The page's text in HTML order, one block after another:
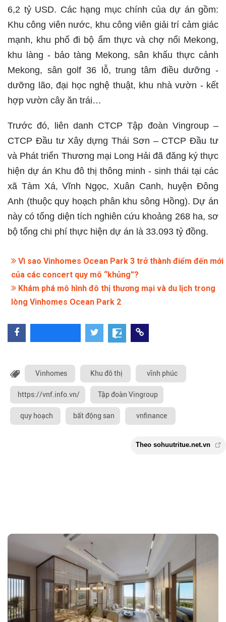
6,2 tỷ USD. Các hạng mục chính của dự án gồm:
Khu công viên nước, khu công viên giải trí cảm giác
mạnh, khu phố đi bộ ẩm thực và chợ nổi Mekong,
khu làng - bảo tàng Mekong, sân khấu thực cảnh
Mekong, sân golf 36 lỗ, trung tâm điều dưỡng -
dưỡng lão, đại học nghệ thuật, khu nhà vườn - kết
hợp vườn cây ăn trái…
Trước đó, liên danh CTCP Tập đoàn Vingroup –
CTCP Đầu tư Xây dựng Thái Sơn – CTCP Đầu tư
và Phát triển Thương mại Long Hải đã đăng ký thực
hiện dự án Khu đô thị thông minh - sinh thái tại các
xã Tàm Xá, Vĩnh Ngọc, Xuân Canh, huyện Đông
Anh (thuộc quy hoạch phân khu sông Hồng). Dự án
này có tổng diện tích nghiên cứu khoảng 268 ha, sơ
bộ tổng chi phí thực hiện dự án là 33.093 tỷ đồng.
Vì sao Vinhomes Ocean Park 3 trở thành điểm đến mới
của các concert quy mô “khủng”?
Khám phá mô hình đô thị thương mại và du lịch trong
lòng Vinhomes Ocean Park 2
Vinhomes Khu đô thị vĩnh phúc
https://vnf.info.vn/ Tập đoàn Vingroup
quy hoạch bất động san vnfinance
Theo